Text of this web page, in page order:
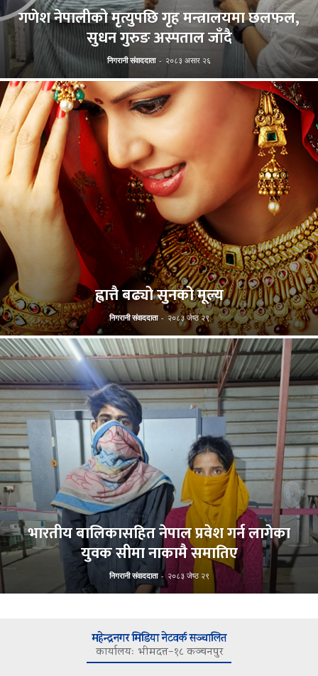
गणेश नेपालीको मृत्युपछि गृह मन्त्रालयमा छलफल,
सुधन गुरुङ अस्पताल जाँदै
निगरानी संवाददाता - २०८३ असार २६
ह्वात्तै बढ्यो सुनको मूल्य
निगरानी संवाददाता - २०८३ जेष्ठ २९
भारतीय बालिकासहित नेपाल प्रवेश गर्न लागेका
युवक सीमा नाकामै समातिए
निगरानी संवाददाता - २०८३ जेष्ठ २९
महेन्द्रनगर मिडिया नेटवर्क सञ्चालित
कार्यालयः भीमदत्त–१८ कञ्चनपुर